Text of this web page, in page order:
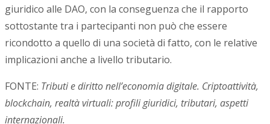
giuridico alle DAO, con la conseguenza che il rapporto
sottostante tra i partecipanti non può che essere
ricondotto a quello di una società di fatto, con le relative
implicazioni anche a livello tributario.
FONTE: Tributi e diritto nell’economia digitale. Criptoattività,
blockchain, realtà virtuali: profili giuridici, tributari, aspetti
internazionali.